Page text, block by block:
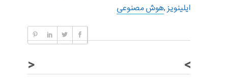
ایلینویز ,هوش مصنوعی
< >